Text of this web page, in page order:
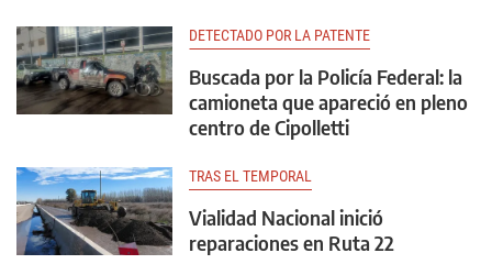
DETECTADO POR LA PATENTE
Buscada por la Policía Federal: la
camioneta que apareció en pleno
centro de Cipolletti
TRAS EL TEMPORAL
Vialidad Nacional inició
reparaciones en Ruta 22